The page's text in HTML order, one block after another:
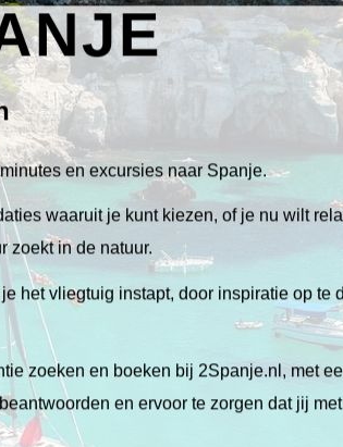
en excursies naar Spanje.
waaruit je kunt kiezen, of je nu wilt
zoekt in de natuur.
het vliegtuig instapt, door inspiratie op te
zoeken en boeken bij 2Spanje.nl, met
en ervoor te zorgen dat jij